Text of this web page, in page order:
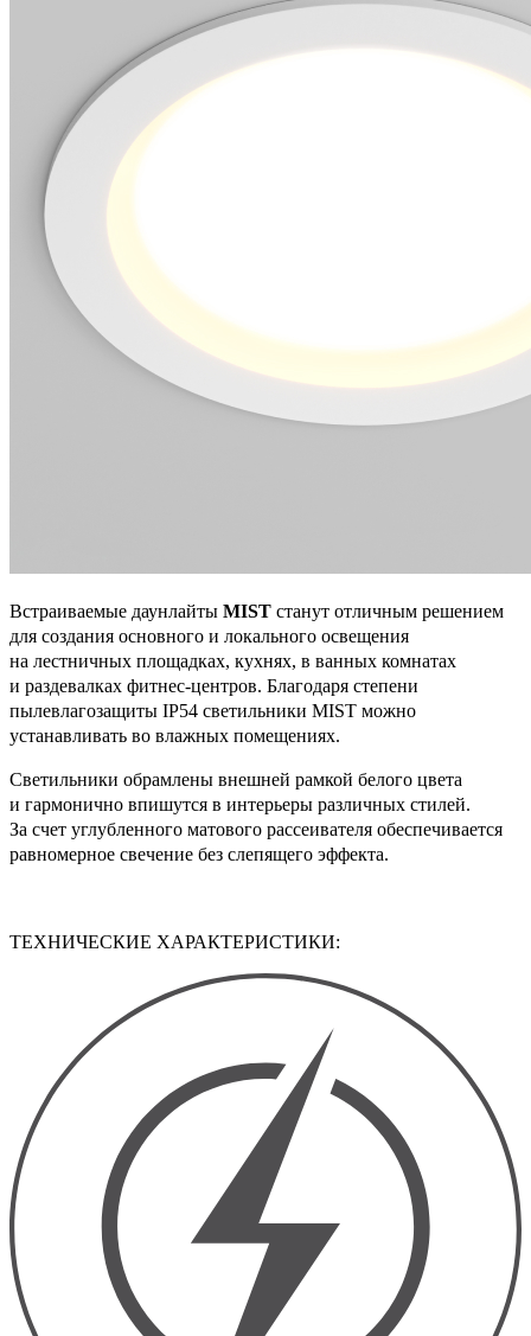
Встраиваемые даунлайты MIST станут отличным решением
для создания основного и локального освещения
на лестничных площадках, кухнях, в ванных комнатах
и раздевалках фитнес-центров. Благодаря степени
пылевлагозащиты IP54 светильники MIST можно
устанавливать во влажных помещениях.
Светильники обрамлены внешней рамкой белого цвета
и гармонично впишутся в интерьеры различных стилей.
За счет углубленного матового рассеивателя обеспечивается
равномерное свечение без слепящего эффекта.
ТЕХНИЧЕСКИЕ ХАРАКТЕРИСТИКИ: